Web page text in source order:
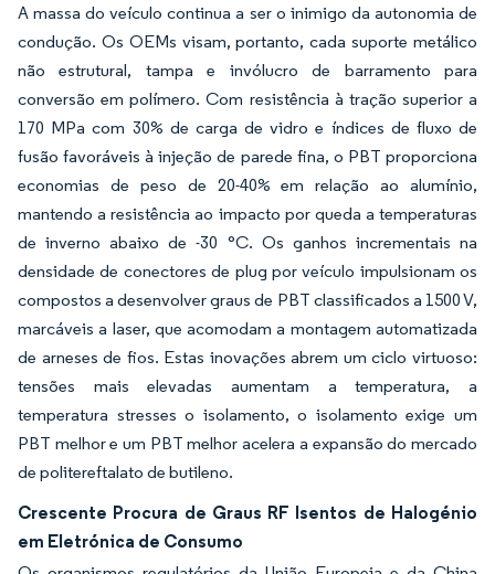
A massa do veículo continua a ser o inimigo da autonomia de
condução. Os OEMs visam, portanto, cada suporte metálico
não estrutural, tampa e invólucro de barramento para
conversão em polímero. Com resistência à tração superior a
170 MPa com 30% de carga de vidro e índices de fluxo de
fusão favoráveis à injeção de parede fina, o PBT proporciona
economias de peso de 20-40% em relação ao alumínio,
mantendo a resistência ao impacto por queda a temperaturas
de inverno abaixo de -30 °C. Os ganhos incrementais na
densidade de conectores de plug por veículo impulsionam os
compostos a desenvolver graus de PBT classificados a 1500 V,
marcáveis a laser, que acomodam a montagem automatizada
de arneses de fios. Estas inovações abrem um ciclo virtuoso:
tensões mais elevadas aumentam a temperatura, a
temperatura stresses o isolamento, o isolamento exige um
PBT melhor e um PBT melhor acelera a expansão do mercado
de politereftalato de butileno.
Crescente Procura de Graus RF Isentos de Halogénio
em Eletrónica de Consumo